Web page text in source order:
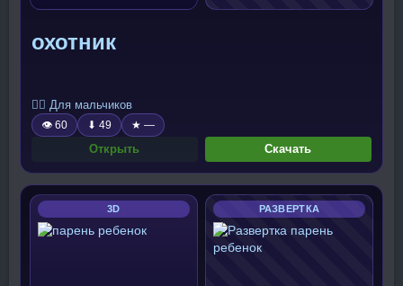
охотник
🧍‍♂️ Для мальчиков
👁 60 ⬇ 49 ★ —
Открыть Скачать
3D РАЗВЕРТКА